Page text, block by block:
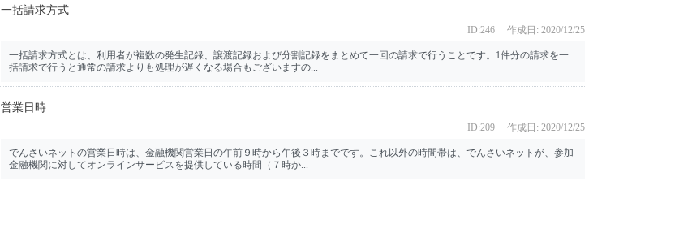
一括請求方式
ID:246 作成日: 2020/12/25
一括請求方式とは、利用者が複数の発生記録、譲渡記録および分割記録をまとめて一回の請求で行うことです。1件分の請求を一
括請求で行うと通常の請求よりも処理が遅くなる場合もございますの...
営業日時
ID:209 作成日: 2020/12/25
でんさいネットの営業日時は、金融機関営業日の午前９時から午後３時までです。これ以外の時間帯は、でんさいネットが、参加
金融機関に対してオンラインサービスを提供している時間（７時か...